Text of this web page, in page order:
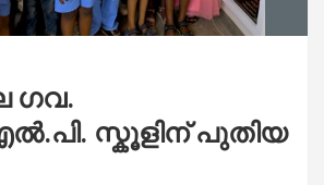
ഗവ.
സ്കൂളിന് പുതിയ